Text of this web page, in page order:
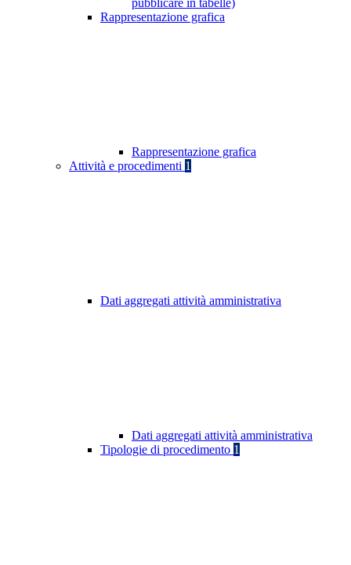
pubblicare in tabelle)
Rappresentazione grafica
Rappresentazione grafica
Attività e procedimenti 1
Dati aggregati attività amministrativa
Dati aggregati attività amministrativa
Tipologie di procedimento 1